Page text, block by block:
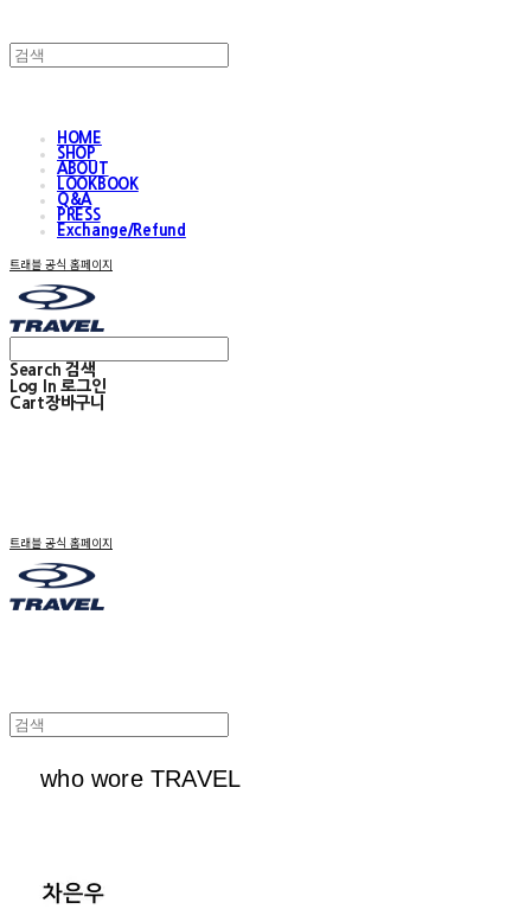
HOME
SHOP
ABOUT
LOOKBOOK
Q&A
PRESS
Exchange/Refund
트래블 공식 홈페이지
Search 검색
Log In 로그인
Cart장바구니
트래블 공식 홈페이지
who wore TRAVEL